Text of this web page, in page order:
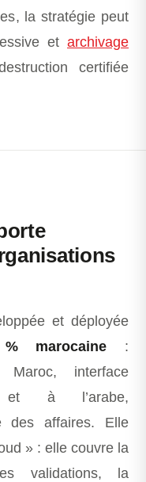
la stratégie peut
et archivage
certifiée
et déployée
marocaine :
Maroc, interface
et à l’arabe,
des affaires. Elle
» : elle couvre la
validations, la